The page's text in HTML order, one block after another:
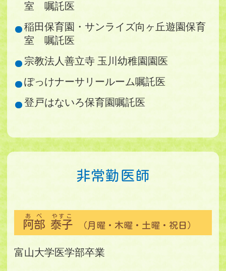
室 嘱託医
稲田保育園・サンライズ向ヶ丘遊園保育
室 嘱託医
宗教法人善立寺 玉川幼稚園園医
ぽっけナーサリールーム嘱託医
登戸はないろ保育園嘱託医
非常勤医師
阿部
あべ
泰子
やすこ
（月曜・木曜・土曜・祝日）
富山大学医学部卒業